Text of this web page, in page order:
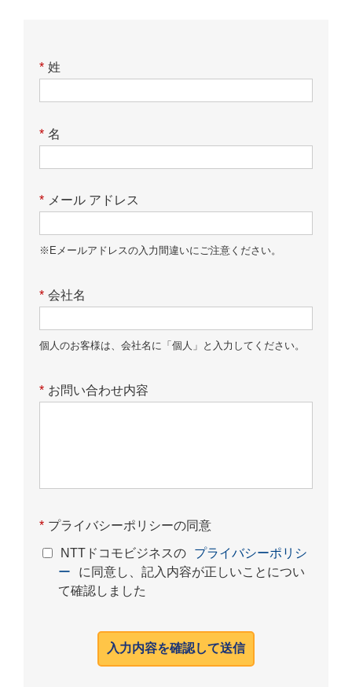
* 姓
* 名
* メール アドレス
※Eメールアドレスの入力間違いにご注意ください。
* 会社名
個人のお客様は、会社名に「個人」と入力してください。
* お問い合わせ内容
* プライバシーポリシーの同意
NTTドコモビジネスの
プライバシーポリシ
ー
に同意し、記入内容が正しいことについ
て確認しました
入力内容を確認して送信